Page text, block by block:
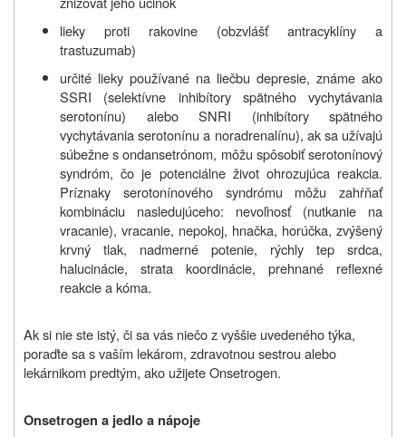
lieky proti rakovine (obzvlášť antracyklíny a
trastuzumab)
určité lieky používané na liečbu depresie, známe ako
SSRI (selektívne inhibítory spätného vychytávania
serotonínu) alebo SNRI (inhibítory spätného
vychytávania serotonínu a noradrenalínu), ak sa užívajú
súbežne s ondansetrónom, môžu spôsobiť serotonínový
syndróm, čo je potenciálne život ohrozujúca reakcia.
Príznaky serotonínového syndrómu môžu zahŕňať
kombináciu nasledujúceho: nevoľnosť (nutkanie na
vracanie), vracanie, nepokoj, hnačka, horúčka, zvýšený
krvný tlak, nadmerné potenie, rýchly tep srdca,
halucinácie, strata koordinácie, prehnané reflexné
reakcie a kóma.
Ak si nie ste istý, či sa vás niečo z vyššie uvedeného týka,
poraďte sa s vaším lekárom, zdravotnou sestrou alebo
lekárnikom predtým, ako užijete Onsetrogen.
Onsetrogen a jedlo a nápoje